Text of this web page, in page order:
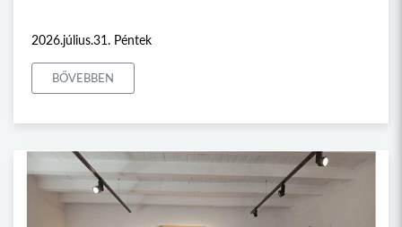
2026.július.31. Péntek
BŐVEBBEN